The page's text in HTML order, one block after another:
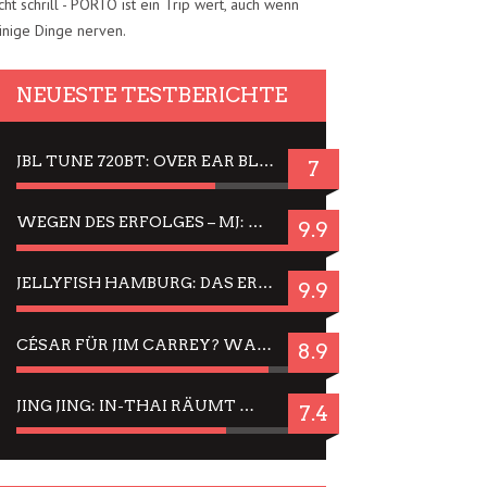
schrill - PORTO ist ein Trip wert, auch wenn
Dinge nerven.
NEUESTE TESTBERICHTE
JBL TUNE 720BT: OVER EAR BLUETOOTH KOPFHÖRER UM DIE 50,-€ IM DAUER-TEST 7
WEGEN DES ERFOLGES – MJ: MICHAEL JACKSON MUSICAL IN EINER MATINEE SEHEN 9.9
JELLYFISH HAMBURG: DAS ERFOLGREICHE SOMMER-MENÜ 2025 IN GEFÜHLEN UND BILDERN 9.9
CÉSAR FÜR JIM CARREY? WARUM DAS EINER DER NERVIGSTEN ACTORS IST UND BLEIBT 8.9
JING JING: IN-THAI RÄUMT WIEDER TITEL AB – EIN ZWEI-STUNDEN-ERLEBNISBERICHT 7.4